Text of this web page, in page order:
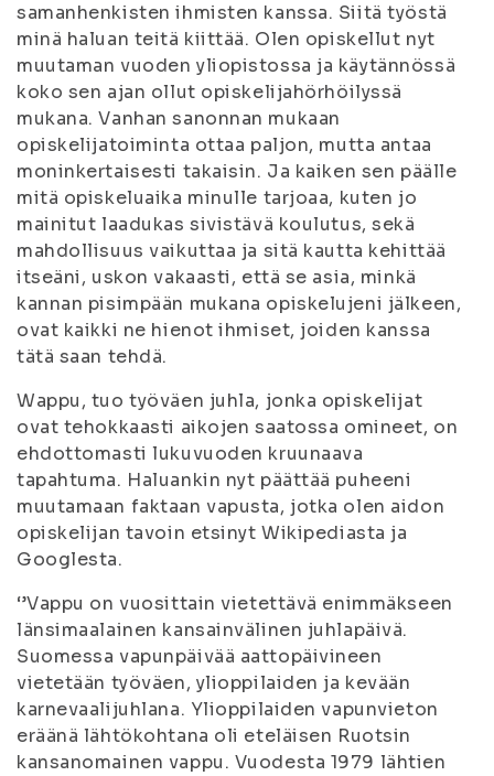
samanhenkisten ihmisten kanssa. Siitä työstä
minä haluan teitä kiittää. Olen opiskellut nyt
muutaman vuoden yliopistossa ja käytännössä
koko sen ajan ollut opiskelijahörhöilyssä
mukana. Vanhan sanonnan mukaan
opiskelijatoiminta ottaa paljon, mutta antaa
moninkertaisesti takaisin. Ja kaiken sen päälle
mitä opiskeluaika minulle tarjoaa, kuten jo
mainitut laadukas sivistävä koulutus, sekä
mahdollisuus vaikuttaa ja sitä kautta kehittää
itseäni, uskon vakaasti, että se asia, minkä
kannan pisimpään mukana opiskelujeni jälkeen,
ovat kaikki ne hienot ihmiset, joiden kanssa
tätä saan tehdä.
Wappu, tuo työväen juhla, jonka opiskelijat
ovat tehokkaasti aikojen saatossa omineet, on
ehdottomasti lukuvuoden kruunaava
tapahtuma. Haluankin nyt päättää puheeni
muutamaan faktaan vapusta, jotka olen aidon
opiskelijan tavoin etsinyt Wikipediasta ja
Googlesta.
‘’Vappu on vuosittain vietettävä enimmäkseen
länsimaalainen kansainvälinen juhlapäivä.
Suomessa vapunpäivää aattopäivineen
vietetään työväen, ylioppilaiden ja kevään
karnevaalijuhlana. Ylioppilaiden vapunvieton
eräänä lähtökohtana oli eteläisen Ruotsin
kansanomainen vappu. Vuodesta 1979 lähtien